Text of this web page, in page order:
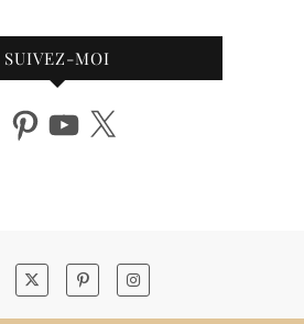
SUIVEZ-MOI
PinterestYouTube
X